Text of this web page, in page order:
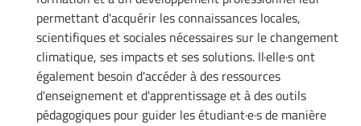
permettant d'acquérir les connaissances locales,
scientifiques et sociales nécessaires sur le changement
climatique, ses impacts et ses solutions. Il·elle·s ont
également besoin d'accéder à des ressources
d'enseignement et d'apprentissage et à des outils
pédagogiques pour guider les étudiant·e·s de manière